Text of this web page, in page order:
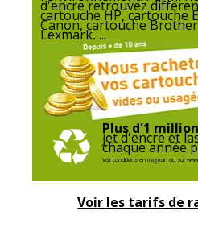
d'encre retrouvez
cartouche HP, cartouche
Canon, cartouche
Lexmark, ...
Plus d'1
jet d'encre et
chaque année
Voir conditions en magasin ou sur
Voir les tarifs de